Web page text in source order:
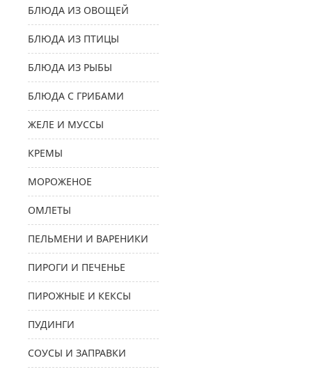
БЛЮДА ИЗ ОВОЩЕЙ
БЛЮДА ИЗ ПТИЦЫ
БЛЮДА ИЗ РЫБЫ
БЛЮДА С ГРИБАМИ
ЖЕЛЕ И МУССЫ
КРЕМЫ
МОРОЖЕНОЕ
ОМЛЕТЫ
ПЕЛЬМЕНИ И ВАРЕНИКИ
ПИРОГИ И ПЕЧЕНЬЕ
ПИРОЖНЫЕ И КЕКСЫ
ПУДИНГИ
СОУСЫ И ЗАПРАВКИ